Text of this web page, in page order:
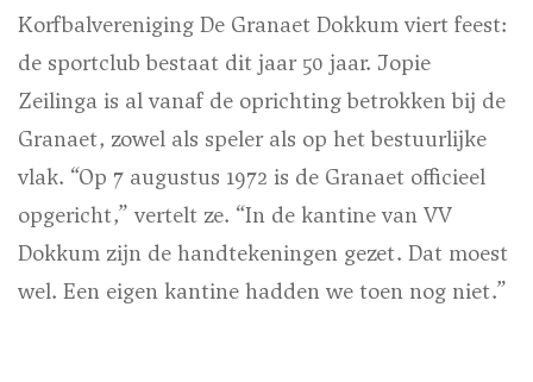
Korfbalvereniging De Granaet Dokkum viert feest:
de sportclub bestaat dit jaar 50 jaar. Jopie
Zeilinga is al vanaf de oprichting betrokken bij de
Granaet, zowel als speler als op het bestuurlijke
vlak. “Op 7 augustus 1972 is de Granaet officieel
opgericht,” vertelt ze. “In de kantine van VV
Dokkum zijn de handtekeningen gezet. Dat moest
wel. Een eigen kantine hadden we toen nog niet.”